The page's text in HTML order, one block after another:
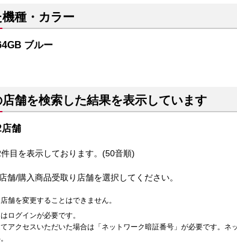
種・カラー
ブルー
舗を検索した結果を表示しています
舗
目を表示しております。(50音順)
舗/購入商品受取り店舗を選択してください。
舗を変更することはできません。
ログインが必要です。
てアクセスいただいた場合は「ネットワーク暗証番号」が必要です。ネ